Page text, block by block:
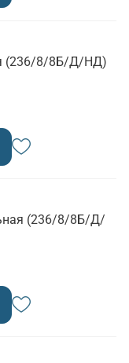
(236/8/8Б/Д/НД)
(236/8/8Б/Д/